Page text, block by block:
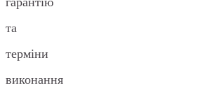
та
терміни
виконання